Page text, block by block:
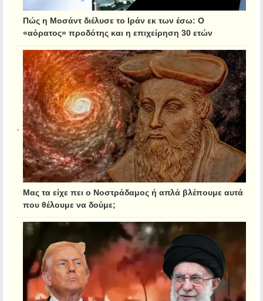
Πώς η Μοσάντ διέλυσε το Ιράν εκ των έσω: Ο
«αόρατος» προδότης και η επιχείρηση 30 ετών
Μας τα είχε πει ο Νοστράδαμος ή απλά βλέπουμε αυτά
που θέλουμε να δούμε;